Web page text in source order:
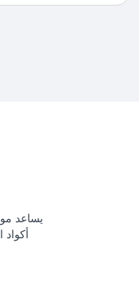
يساعد